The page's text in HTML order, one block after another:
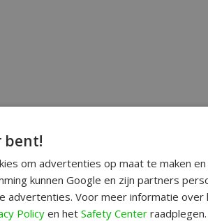
bent!
om advertenties op maat te maken
kunnen Google en zijn partners
advertenties. Voor meer informatie over
Policy en het Safety Center raadplegen.